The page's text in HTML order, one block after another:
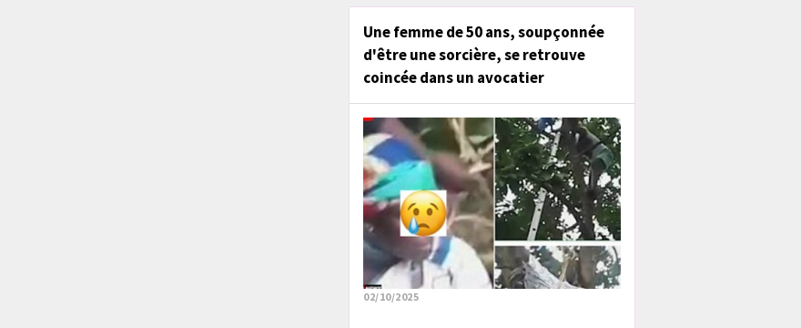
Une femme de 50 ans, soupçonnée
d'être une sorcière, se retrouve
coincée dans un avocatier
02/10/2025